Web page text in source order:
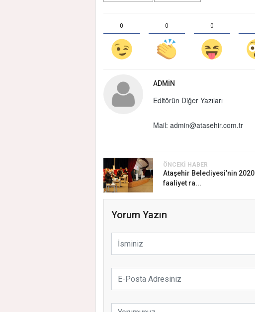
0 0 0
ADMIN
Editörün Diğer Yazıları
Mail: admin@atasehir.com.tr
ÖNCEKI HABER
Ataşehir Belediyesi’nin 2020
faaliyet ra...
Yorum Yazın